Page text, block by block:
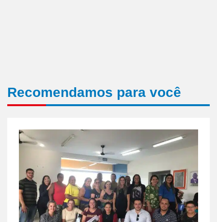
Recomendamos para você